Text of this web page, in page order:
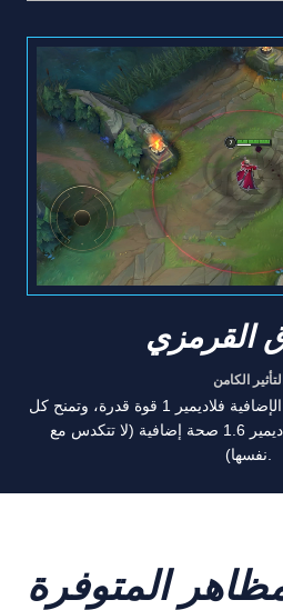
القرمزي
التأثير الكامن
تمنح كل 30 نقطة من الصحة الإضافية فلاديمير 1 قوة قدرة، وتمنح كل
1 نقطة من قوة القدرة فلاديمير 1.6 صحة إضافية (لا تتكدس مع
المتوفرة